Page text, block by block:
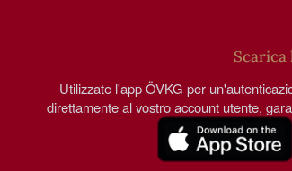
Scarica
Utilizzate l'app ÖVKG per
direttamente al vostro account utente,